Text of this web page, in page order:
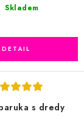
Skladem
s dredy